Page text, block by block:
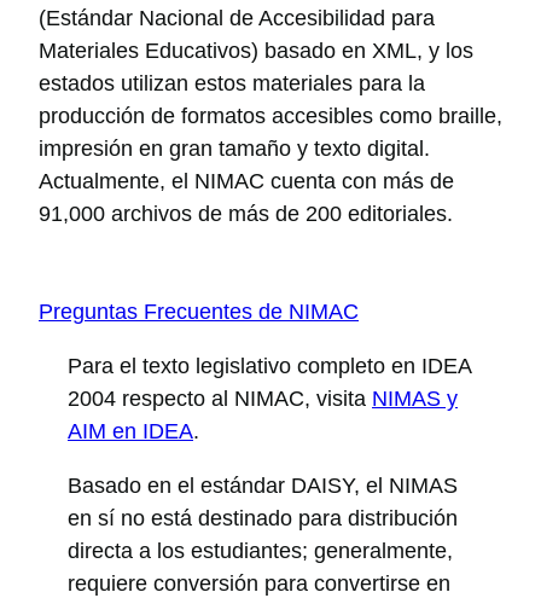
(Estándar Nacional de Accesibilidad para
Materiales Educativos) basado en XML, y los
estados utilizan estos materiales para la
producción de formatos accesibles como braille,
impresión en gran tamaño y texto digital.
Actualmente, el NIMAC cuenta con más de
91,000 archivos de más de 200 editoriales.
Preguntas Frecuentes de NIMAC
Para el texto legislativo completo en IDEA
2004 respecto al NIMAC, visita NIMAS y
AIM en IDEA.
Basado en el estándar DAISY, el NIMAS
en sí no está destinado para distribución
directa a los estudiantes; generalmente,
requiere conversión para convertirse en